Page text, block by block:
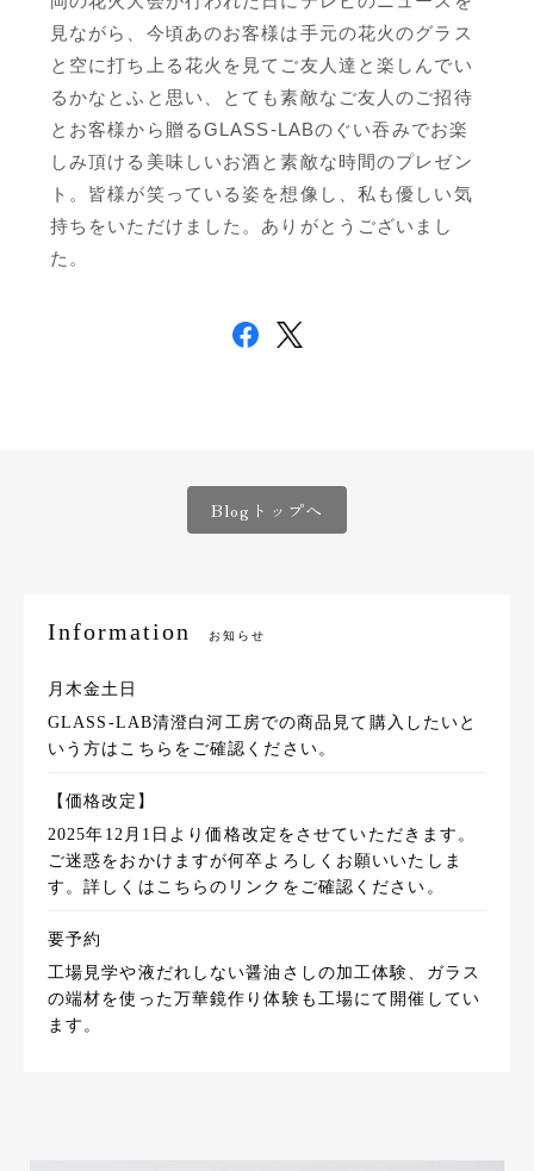
見ながら、今頃あのお客様は手元の花火のグラス
と空に打ち上る花火を見てご友人達と楽しんでい
るかなとふと思い、とても素敵なご友人のご招待
とお客様から贈るGLASS-LABのぐい吞みでお楽
しみ頂ける美味しいお酒と素敵な時間のプレゼン
ト。皆様が笑っている姿を想像し、私も優しい気
持ちをいただけました。ありがとうございまし
た。
Blogトップへ
Information お知らせ
月木金土日
GLASS-LAB清澄白河工房での商品見て購入したいと
いう方はこちらをご確認ください。
【価格改定】
2025年12月1日より価格改定をさせていただきます。
ご迷惑をおかけますが何卒よろしくお願いいたしま
す。詳しくはこちらのリンクをご確認ください。
要予約
工場見学や液だれしない醤油さしの加工体験、ガラス
の端材を使った万華鏡作り体験も工場にて開催してい
ます。